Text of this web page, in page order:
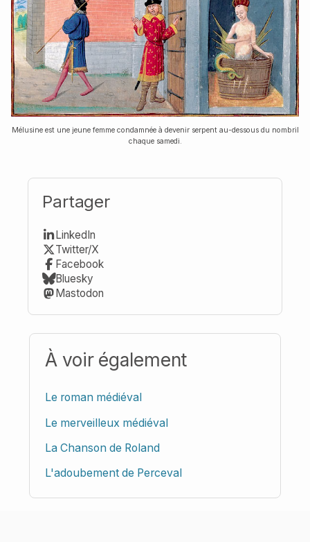
Mélusine est une jeune femme condamnée à devenir serpent au-dessous du nombril
chaque samedi.
Partager
LinkedIn
Twitter/X
Facebook
Bluesky
Mastodon
À voir également
Le roman médiéval
Le merveilleux médiéval
La Chanson de Roland
L'adoubement de Perceval